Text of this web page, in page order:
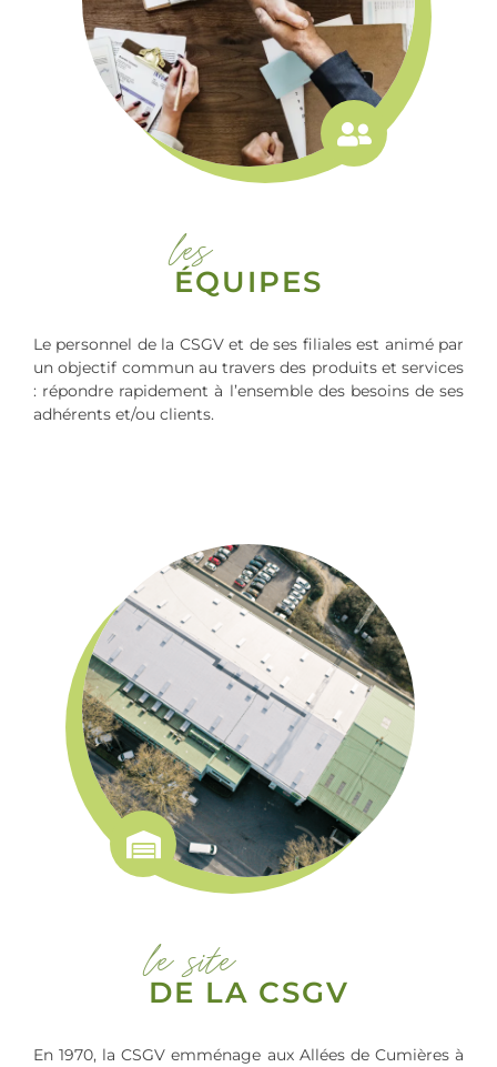
les
ÉQUIPES
Le personnel de la CSGV et de ses filiales est animé par
un objectif commun au travers des produits et services
: répondre rapidement à l’ensemble des besoins de ses
adhérents et/ou clients.
le site
DE LA CSGV
En 1970, la CSGV emménage aux Allées de Cumières à